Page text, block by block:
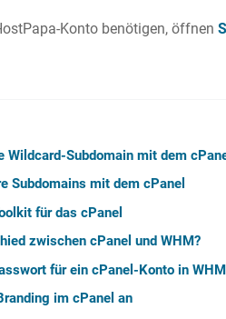
Konto benötigen, öffnen
Wildcard-Subdomain mit dem
Subdomains mit dem cPanel
für das cPanel
zwischen cPanel und WHM?
für ein cPanel-Konto in
im cPanel an